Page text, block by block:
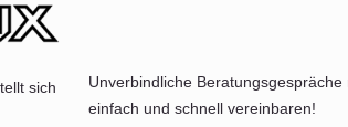
sich
Unverbindliche
einfach und schnell vereinbaren!